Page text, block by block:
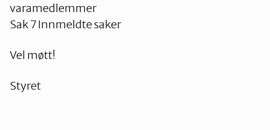
varamedlemmer
Sak 7 Innmeldte saker
Vel møtt!
Styret